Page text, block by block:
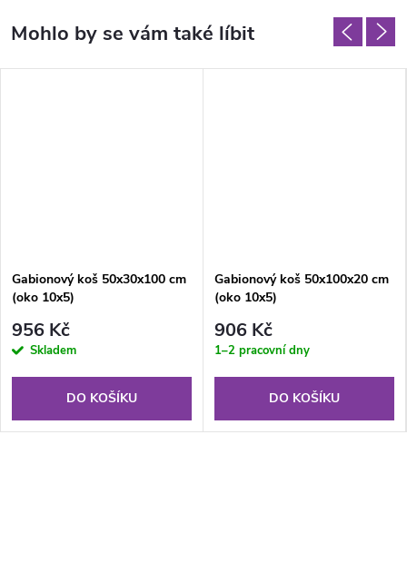
Gabionový koš 50x30x100 cm
(oko 10x5)
956 Kč
Skladem
DO KOŠÍKU
Gabionový koš 50x100x20 cm
(oko 10x5)
906 Kč
1–2 pracovní dny
DO KOŠÍKU